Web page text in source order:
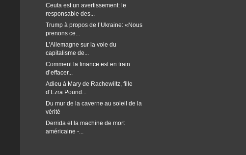
Ceuta est un avertissement: le
responsable des...
Trump à propos de l’Ukraine: «Nous
prenons ce...
L’Allemagne sur la voie du
capitalisme de...
Comment la finance est en train
d’effacer...
Adieu à Mary de Rachewiltz, fille
d’Ezra Pound...
Du mur de la caverne au soleil de la
vérité
Derrida et la machine de mort
américaine -...